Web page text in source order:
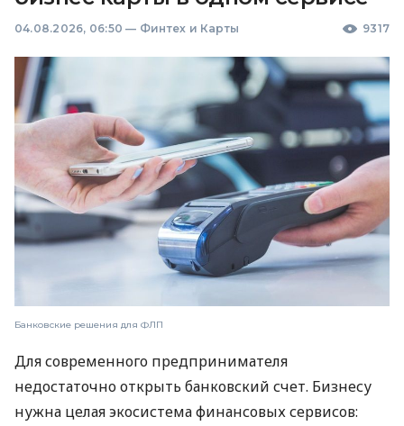
04.08.2026, 06:50 — Финтех и Карты 9317
Банковские решения для ФЛП
Для современного предпринимателя
недостаточно открыть банковский счет. Бизнесу
нужна целая экосистема финансовых сервисов: